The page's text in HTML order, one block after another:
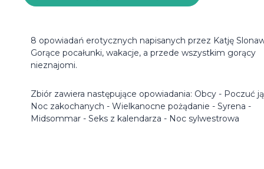
8 opowiadań erotycznych napisanych przez Katję
Gorące pocałunki, wakacje, a przede wszystkim gorący
nieznajomi.
Zbiór zawiera następujące opowiadania: Obcy - Poczuć
Noc zakochanych - Wielkanocne pożądanie - Syrena -
Midsommar - Seks z kalendarza - Noc sylwestrowa